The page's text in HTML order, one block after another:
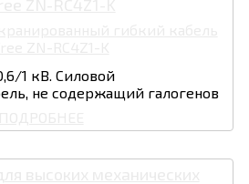
1 кВ. Силовой
не содержащий галогенов